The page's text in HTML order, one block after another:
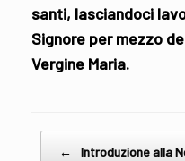
santi, lasciandoci
Signore per mezzo
Vergine Maria.
← Introduzione alla